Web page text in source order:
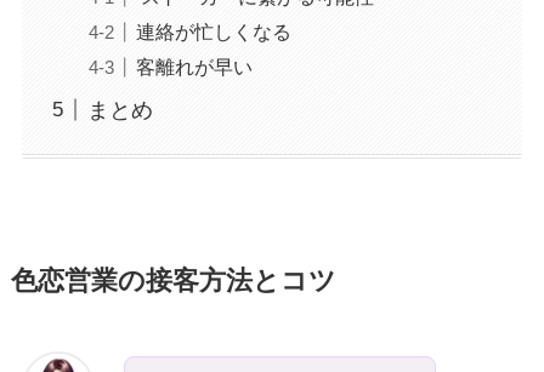
連絡が忙しくなる
客離れが早い
まとめ
色恋営業の接客方法とコツ